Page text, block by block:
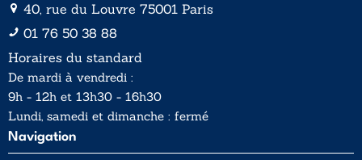
40, rue du Louvre 75001 Paris
01 76 50 38 88
Horaires du standard
De mardi à vendredi :
9h - 12h et 13h30 - 16h30
Lundi, samedi et dimanche : fermé
Navigation